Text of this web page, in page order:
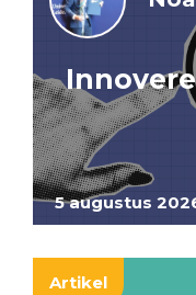
5 augustus
Artikel